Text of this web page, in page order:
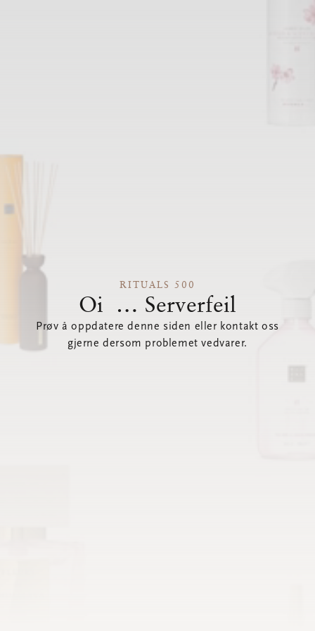
RITUALS 500
Oi … Serverfeil
Prøv å oppdatere denne siden eller kontakt oss
gjerne dersom problemet vedvarer.